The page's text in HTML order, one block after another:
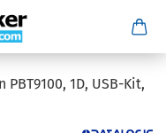
1D, USB-Kit,